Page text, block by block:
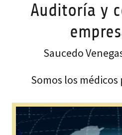
Auditoría y
Saucedo
Somos los